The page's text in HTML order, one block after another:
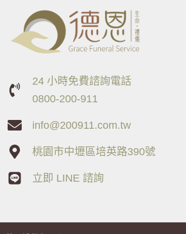
24 小時免費諮詢電話
0800-200-911
info@200911.com.tw
桃園市中壢區培英路390號
立即 LINE 諮詢